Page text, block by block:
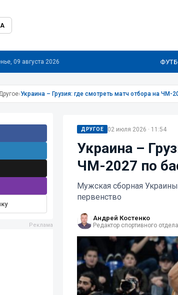
09 августа 2026
›Украина – Грузия: где смотреть матч отбора на ЧМ-
ДРУГОЕ 02 июля 2026 · 11:54
Украина –
ЧМ-2027 по
Мужская сборная
первенство
Андрей Костенко
Редактор спортивного